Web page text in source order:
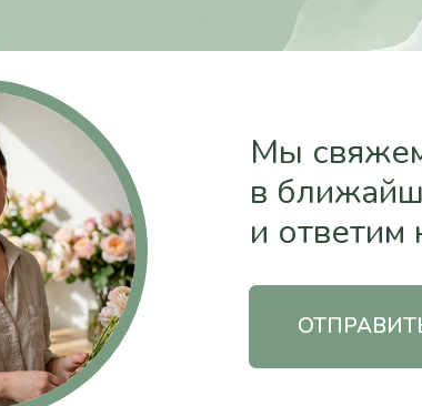
ОТПРАВИТЬ ЗАЯВКУ
Согласие на рекламную рассылку
Согласие на обработку персональных данных
Политика обработки персональных данных
ИП Валанчюс Надежда Сергеевна ИНН 234992496920. ОГРНИП